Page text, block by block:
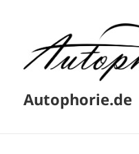
Autophorie.de